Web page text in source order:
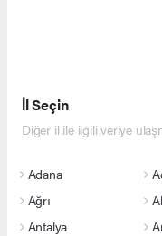
İl Seçin
Diğer il ile ilgili veriye
Adana
Ağrı
Antalya